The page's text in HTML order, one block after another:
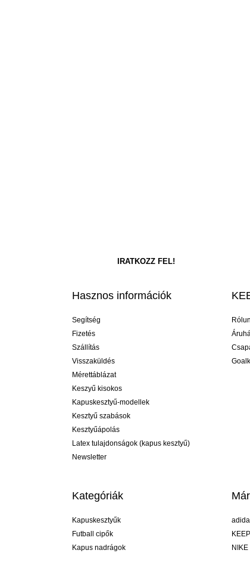
Hasznos információk
Segítség
Fizetés
Szállítás
Visszaküldés
Mérettáblázat
Keszyű kisokos
Kapuskesztyű-modellek
Kesztyű szabások
Kesztyűápolás
Latex tulajdonságok (kapus kesztyű)
Newsletter
Kategóriák
Kapuskesztyűk
Futball cipők
Kapus nadrágok
NIKE